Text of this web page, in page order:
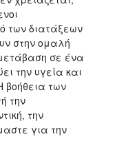
των διατάξεων
στην ομαλή
σε ένα
την υγεία και
βοήθεια των
την
την
για την